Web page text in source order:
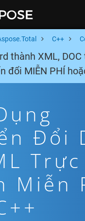
C++
thành XML,
đổi MIỄN PHÍ
Đổi
Trực
Miễn